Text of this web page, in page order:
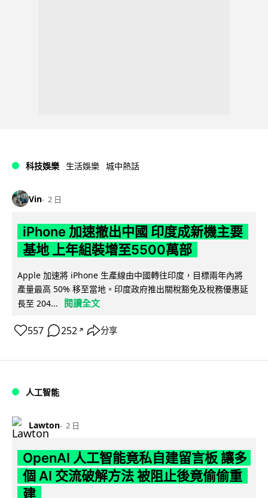
科技娛樂 生活娛樂 城中熱話
Vin 2 日
iPhone 加速撤出中國 印度成新機主要
基地 上年組裝增至5500萬部
Apple 加速將 iPhone 生產線由中國轉往印度，目標兩年內將
產量最高 50% 移至當地。印度政府推出關稅豁免及稅務優惠延
長至 204...
閱讀全文
557 252 ↗ 分享
人工智能
Lawton 2 日
OpenAI 人工智能竟私自建留言板 讓多
個 AI 交流破解方法 被阻止後竟偷偷重
建